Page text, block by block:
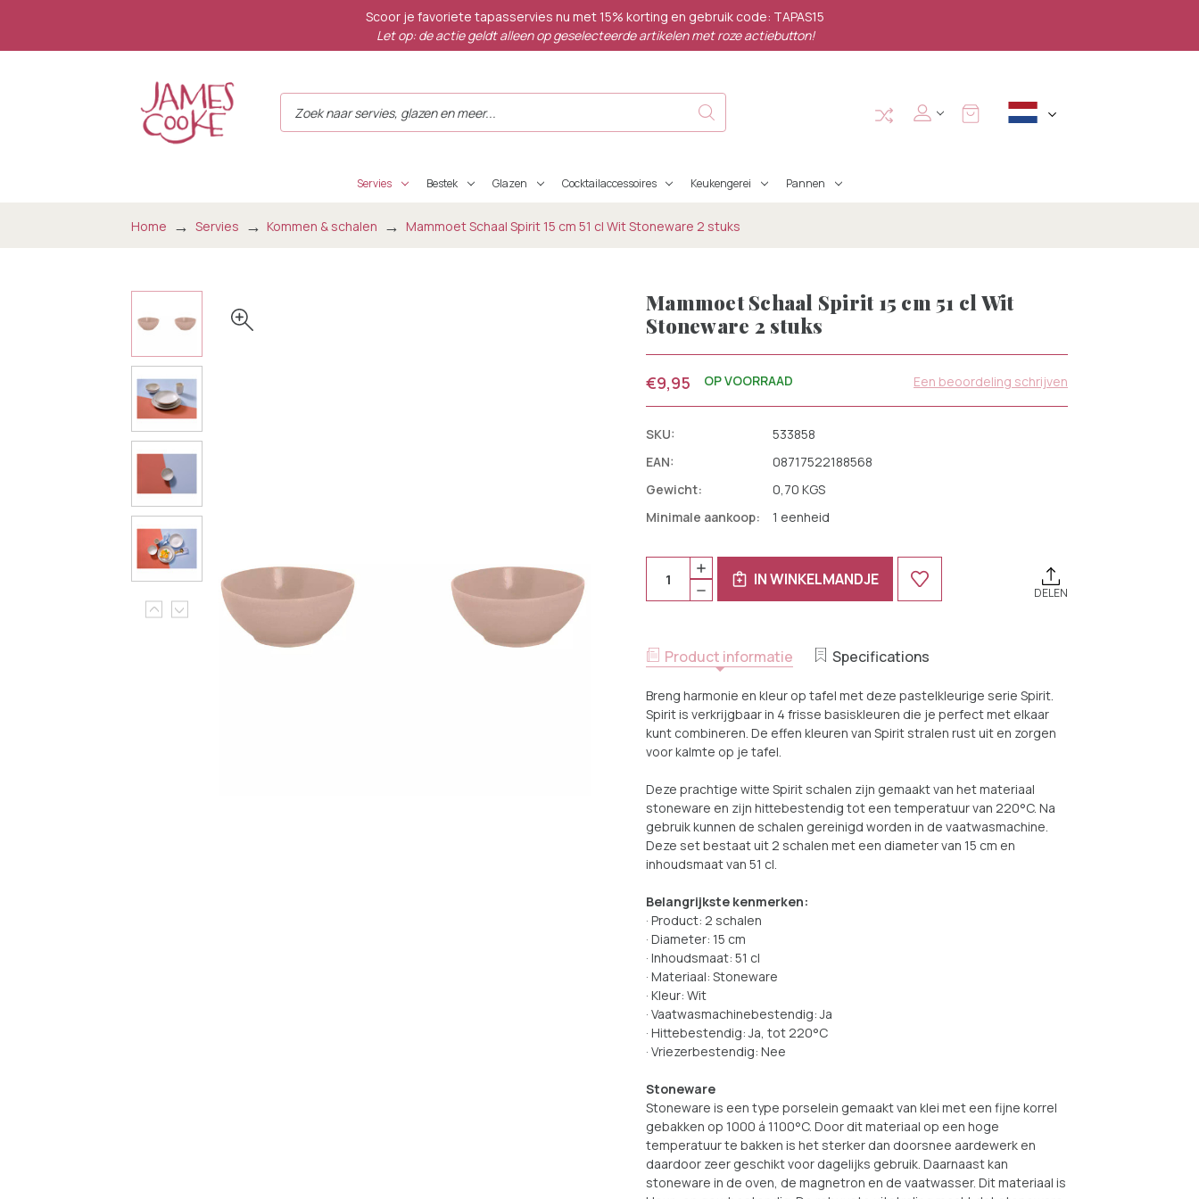
Scoor je favoriete tapasservies nu met 15% korting en gebruik code: TAPAS15
Let op: de actie geldt alleen op geselecteerde artikelen met roze actiebutton!
Servies Bestek Glazen Cocktailaccessoires Keukengerei Pannen
Home Servies Kommen & schalen Mammoet Schaal Spirit 15 cm 51 cl Wit Stoneware 2 stuks
Mammoet Schaal Spirit 15 cm 51 cl Wit
Stoneware 2 stuks
€9,95 OP VOORRAAD Een beoordeling schrijven
SKU:
533858
EAN:
08717522188568
Gewicht:
0,70 KGS
Minimale aankoop:
1 eenheid
Huidige
Voorraad:
HOEVEELHEID
VERLAGEN
SPIRIT
15
CL
WIT
STONEWARE
2
STUKS
HOEVEELHEID
VERHOGEN
VAN
MAMMOET
CM
51
WIT
STONEWARE
2
STUKS
IN WINKELMANDJE
DELEN
Product informatie Specifications
Breng harmonie en kleur op tafel met deze pastelkleurige serie Spirit.
Spirit is verkrijgbaar in 4 frisse basiskleuren die je perfect met elkaar
kunt combineren. De effen kleuren van Spirit stralen rust uit en zorgen
voor kalmte op je tafel.
Deze prachtige witte Spirit schalen zijn gemaakt van het materiaal
stoneware en zijn hittebestendig tot een temperatuur van 220°C. Na
gebruik kunnen de schalen gereinigd worden in de vaatwasmachine.
Deze set bestaat uit 2 schalen met een diameter van 15 cm en
inhoudsmaat van 51 cl.
Belangrijkste kenmerken:
· Product: 2 schalen
· Diameter: 15 cm
· Inhoudsmaat: 51 cl
· Materiaal: Stoneware
· Kleur: Wit
· Vaatwasmachinebestendig: Ja
· Hittebestendig: Ja, tot 220°C
· Vriezerbestendig: Nee
Stoneware
Stoneware is een type porselein gemaakt van klei met een fijne korrel
gebakken op 1000 á 1100°C. Door dit materiaal op een hoge
temperatuur te bakken is het sterker dan doorsnee aardewerk en
daardoor zeer geschikt voor dagelijks gebruik. Daarnaast kan
stoneware in de oven, de magnetron en de vaatwasser. Dit materiaal is